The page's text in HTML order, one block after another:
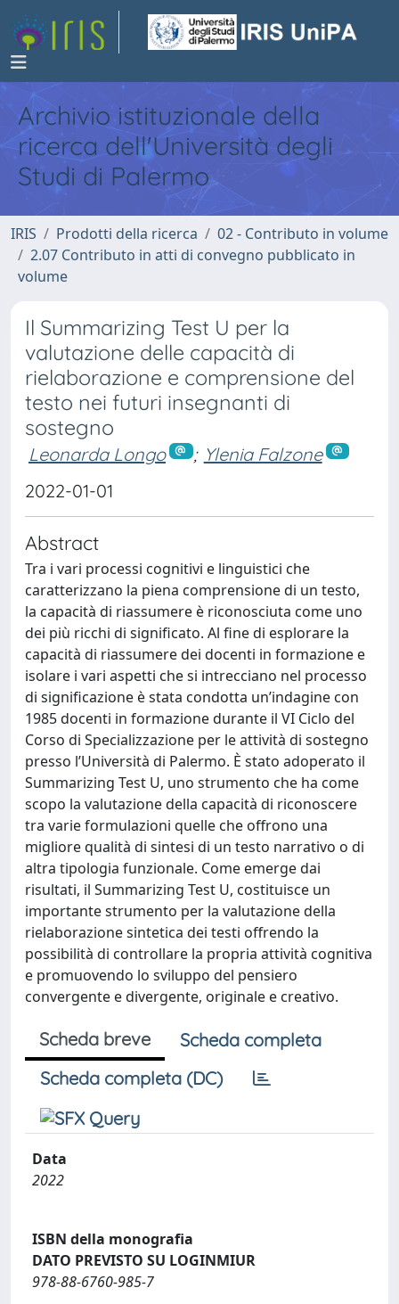
Archivio istituzionale della
ricerca dell'Università degli
Studi di Palermo
IRIS Prodotti della ricerca
02 - Contributo in volume
2.07 Contributo in atti di convegno pubblicato in
volume
Il Summarizing Test U per la
valutazione delle capacità di
rielaborazione e comprensione del
testo nei futuri insegnanti di
sostegno
Leonarda Longo ; Ylenia Falzone
2022-01-01
Abstract
Tra i vari processi cognitivi e linguistici che
caratterizzano la piena comprensione di un testo,
la capacità di riassumere è riconosciuta come uno
dei più ricchi di significato. Al fine di esplorare la
capacità di riassumere dei docenti in formazione e
isolare i vari aspetti che si intrecciano nel processo
di significazione è stata condotta un’indagine con
1985 docenti in formazione durante il VI Ciclo del
Corso di Specializzazione per le attività di sostegno
presso l’Università di Palermo. È stato adoperato il
Summarizing Test U, uno strumento che ha come
scopo la valutazione della capacità di riconoscere
tra varie formulazioni quelle che offrono una
migliore qualità di sintesi di un testo narrativo o di
altra tipologia funzionale. Come emerge dai
risultati, il Summarizing Test U, costituisce un
importante strumento per la valutazione della
rielaborazione sintetica dei testi offrendo la
possibilità di controllare la propria attività cognitiva
e promuovendo lo sviluppo del pensiero
convergente e divergente, originale e creativo.
Scheda breve
Scheda completa
Scheda completa (DC)
Data
2022
ISBN della monografia
DATO PREVISTO SU LOGINMIUR
978-88-6760-985-7